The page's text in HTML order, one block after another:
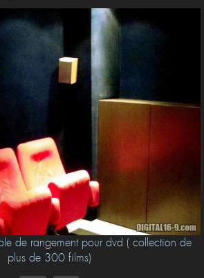
de rangement pour dvd ( collection de
plus de 300 films)